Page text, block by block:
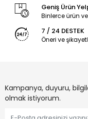
Geniş Ürün
Binlerce ürün
7 / 24 DESTEK
Öneri ve
Kampanya, duyuru,
olmak istiyorum.